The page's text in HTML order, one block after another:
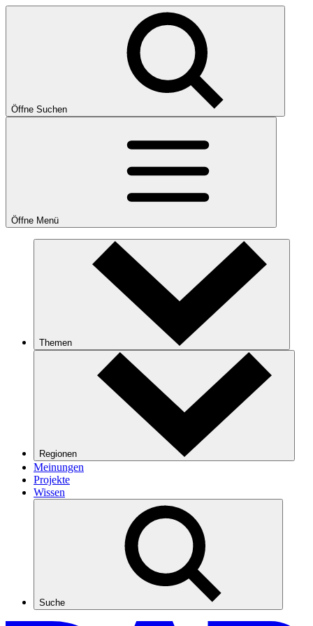
Öffne Suchen
Öffne Menü
Themen
Regionen
Meinungen
Projekte
Wissen
Suche